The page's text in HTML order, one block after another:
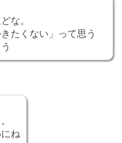
な。
たくない」って思う
ね